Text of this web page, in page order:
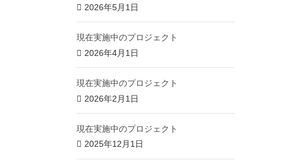
2026年5月1日
現在実施中のプロジェクト
2026年4月1日
現在実施中のプロジェクト
2026年2月1日
現在実施中のプロジェクト
2025年12月1日